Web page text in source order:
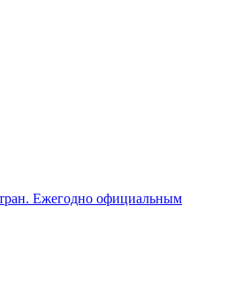
Ежегодно официальным